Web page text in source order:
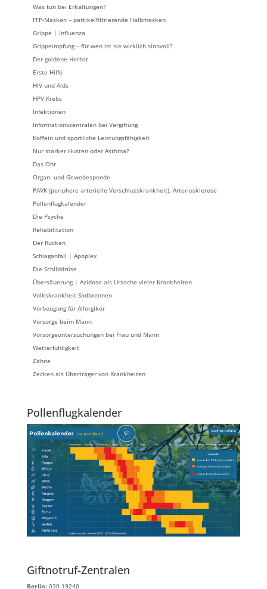
Was tun bei Erkältungen?
FFP-Masken – partikelfiltrierende Halbmasken
Grippe | Influenza
Grippeimpfung – für wen ist sie wirklich sinnvoll?
Der goldene Herbst
Erste Hilfe
HIV und Aids
HPV Krebs
Infektionen
Informationszentralen bei Vergiftung
Koffein und sportliche Leistungsfähigkeit
Nur starker Husten oder Asthma?
Das Ohr
Organ- und Gewebespende
PAVK (periphere arterielle Verschlusskrankheit), Arteriosklerose
Pollenflugkalender
Die Psyche
Rehabilitation
Der Rücken
Schlaganfall | Apoplex
Die Schilddrüse
Übersäuerung | Azidose als Ursache vieler Krankheiten
Volkskrankheit Sodbrennen
Vorbeugung für Allergiker
Vorsorge beim Mann
Vorsorgeuntersuchungen bei Frau und Mann
Wetterfühligkeit
Zähne
Zecken als Überträger von Krankheiten
Pollenflugkalender
Giftnotruf-Zentralen
Berlin:030 19240